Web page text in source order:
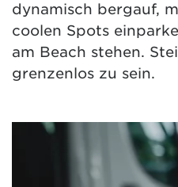
dynamisch bergauf,
coolen Spots
am Beach stehen.
grenzenlos zu sein.